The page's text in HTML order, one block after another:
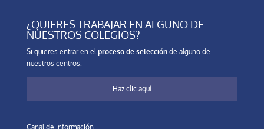
¿QUIERES TRABAJAR EN ALGUNO DE
NUESTROS COLEGIOS?
Si quieres entrar en elproceso de selecciónde alguno de
nuestros centros:
Haz clic aquí
Canal de información